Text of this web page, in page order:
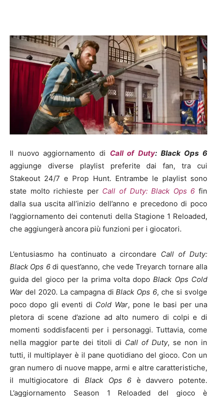
Il nuovo aggiornamento di Call of Duty: Black Ops 6
aggiunge diverse playlist preferite dai fan, tra cui
Stakeout 24/7 e Prop Hunt. Entrambe le playlist sono
state molto richieste per Call of Duty: Black Ops 6 fin
dalla sua uscita all’inizio dell’anno e precedono di poco
l’aggiornamento dei contenuti della Stagione 1 Reloaded,
che aggiungerà ancora più funzioni per i giocatori.
L’entusiasmo ha continuato a circondare Call of Duty:
Black Ops 6di quest’anno, che vede Treyarch tornare alla
guida del gioco per la prima volta dopoBlack Ops Cold
War del 2020. La campagna diBlack Ops 6, che si svolge
poco dopo gli eventi di Cold War, pone le basi per una
pletora di scene d’azione ad alto numero di colpi e di
momenti soddisfacenti per i personaggi. Tuttavia, come
nella maggior parte dei titoli di Call of Duty, se non in
tutti, il multiplayer è il pane quotidiano del gioco. Con un
gran numero di nuove mappe, armi e altre caratteristiche,
il multigiocatore di Black Ops 6 è davvero potente.
L’aggiornamento Season 1 Reloaded del gioco è